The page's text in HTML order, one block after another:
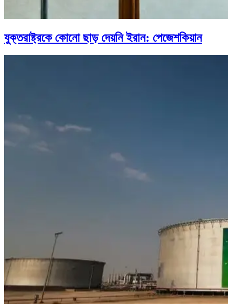
যুক্তরাষ্ট্রকে কোনো ছাড় দেয়নি ইরান: পেজেশকিয়ান